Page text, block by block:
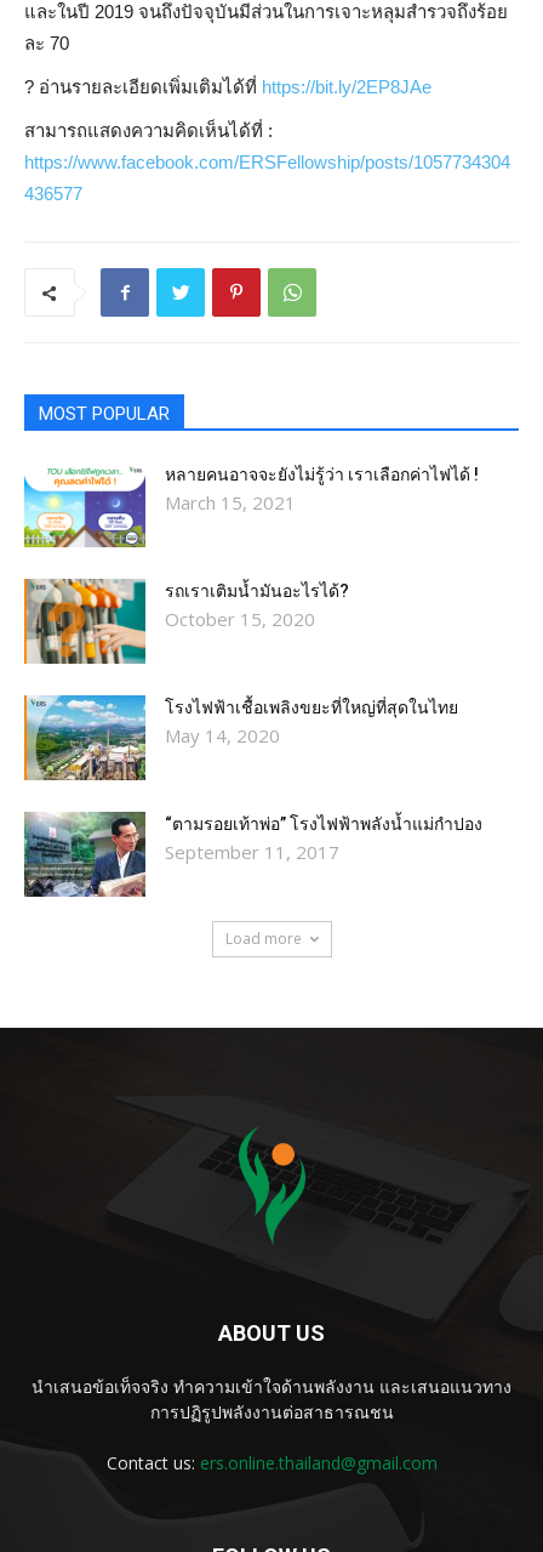
และในปี 2019 จนถึงปัจจุบันมีส่วนในการเจาะหลุมสำรวจถึงร้อย
ละ 70
? อ่านรายละเอียดเพิ่มเติมได้ที่ https://bit.ly/2EP8JAe
สามารถแสดงความคิดเห็นได้ที่ :
https://www.facebook.com/ERSFellowship/posts/1057734304
436577
MOST POPULAR
หลายคนอาจจะยังไม่รู้ว่า เราเลือกค่าไฟได้ !
March 15, 2021
รถเราเติมน้ำมันอะไรได้?​
October 15, 2020
โรงไฟฟ้าเชื้อเพลิงขยะที่ใหญ่ที่สุดในไทย
May 14, 2020
“ตามรอยเท้าพ่อ” โรงไฟฟ้าพลังน้ำแม่กำปอง
September 11, 2017
Load more
ABOUT US
นำเสนอข้อเท็จจริง ทำความเข้าใจด้านพลังงาน และเสนอแนวทาง
การปฏิรูปพลังงานต่อสาธารณชน
Contact us: ers.online.thailand@gmail.com